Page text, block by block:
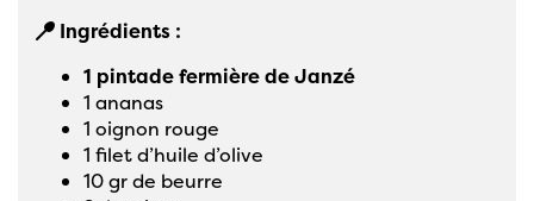
Ingrédients :
1 pintade fermière de Janzé
1 ananas
1 oignon rouge
1 filet d’huile d’olive
10 gr de beurre